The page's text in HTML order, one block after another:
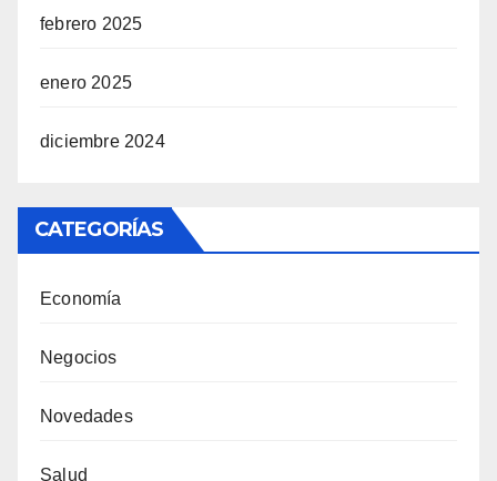
febrero 2025
enero 2025
diciembre 2024
CATEGORÍAS
Economía
Negocios
Novedades
Salud